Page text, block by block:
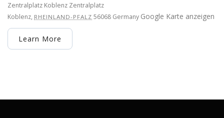
Zentralplatz Koblenz Zentralplatz
Koblenz, RHEINLAND-PFALZ 56068 Germany Google Karte anzeigen
Learn More